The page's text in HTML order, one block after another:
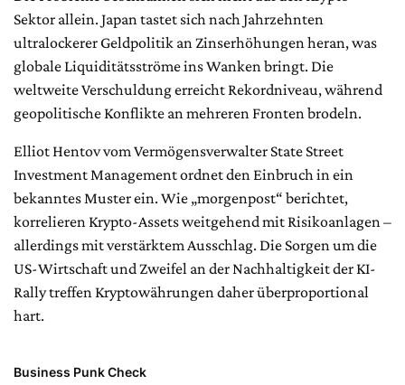
Sektor allein. Japan tastet sich nach Jahrzehnten
ultralockerer Geldpolitik an Zinserhöhungen heran, was
globale Liquiditätsströme ins Wanken bringt. Die
weltweite Verschuldung erreicht Rekordniveau, während
geopolitische Konflikte an mehreren Fronten brodeln.
Elliot Hentov vom Vermögensverwalter State Street
Investment Management ordnet den Einbruch in ein
bekanntes Muster ein. Wie „morgenpost“ berichtet,
korrelieren Krypto-Assets weitgehend mit Risikoanlagen –
allerdings mit verstärktem Ausschlag. Die Sorgen um die
US-Wirtschaft und Zweifel an der Nachhaltigkeit der KI-
Rally treffen Kryptowährungen daher überproportional
hart.
Business Punk Check